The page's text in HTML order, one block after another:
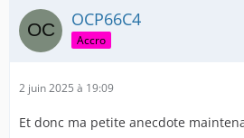
OCP66C4
Accro
2 juin 2025 à 19:09
Et donc ma petite anecdote